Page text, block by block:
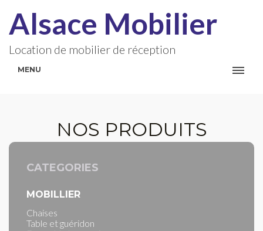
Alsace Mobilier
Location de mobilier de réception
MENU
NOS PRODUITS
CATEGORIES
MOBILLIER
Chaises
Table et guéridon